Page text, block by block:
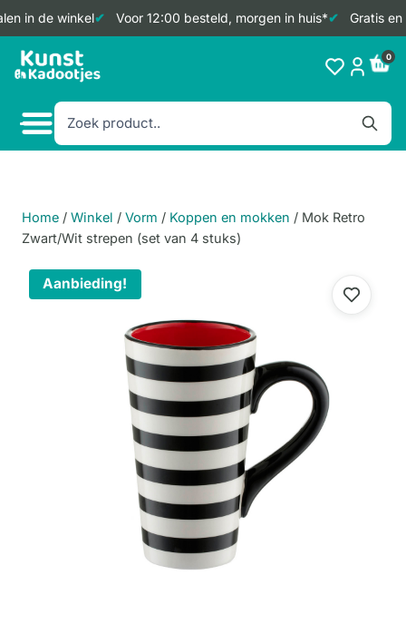
in de winkel Voor 12:00 besteld, morgen in huis* Gratis en
Doorgaan
naar
0
Home / Winkel / Vorm / Koppen en mokken / Mok Retro
Zwart/Wit strepen (set van 4 stuks)
Aanbieding!